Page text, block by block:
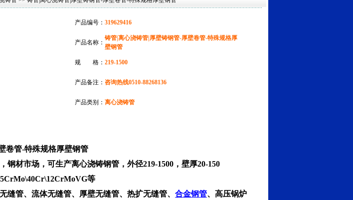
产品编号： 319629416
产品名称：
铸管|离心浇铸管|厚壁铸钢管-厚壁卷管-特殊规格厚
壁钢管
规 格： 219-1500
产品备注： 咨询热线0510-88268136
产品类别： 离心浇铸管
卷管-特殊规格厚壁钢管
钢材市场，可生产离心浇铸钢管，外径219-1500，壁厚20-150
等
缝管、流体无缝管、厚壁无缝管、热扩无缝管、 合金钢管、高压锅炉